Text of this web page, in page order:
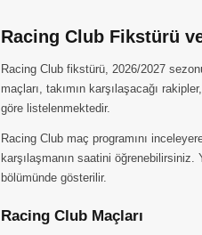
Racing Club Fikstürü
Racing Club fikstürü, 2026/2027
maçları, takımın karşılaşacağı
göre listelenmektedir.
Racing Club maç programını
karşılaşmanın saatini öğrenebilirsiniz.
bölümünde gösterilir.
Racing Club Maçları